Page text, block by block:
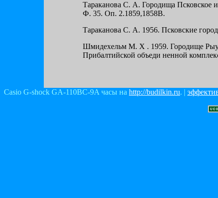
Тараканова С. А. Городища
Ф. 35. Оп. 2.1859,1858В.
Тараканова С. А. 1956. Псковские
Шмидехельм М. X . 1959. Городище
Прибалтийской объеди ненной
Casio G-shock GA-110BC-9A часы на http://budilkin.ru. |